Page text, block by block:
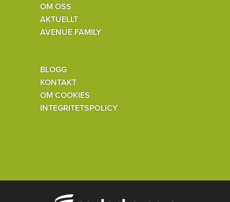
OM OSS
AKTUELLT
AVENUE FAMILY
BLOGG
KONTAKT
OM COOKIES
INTEGRITETSPOLICY